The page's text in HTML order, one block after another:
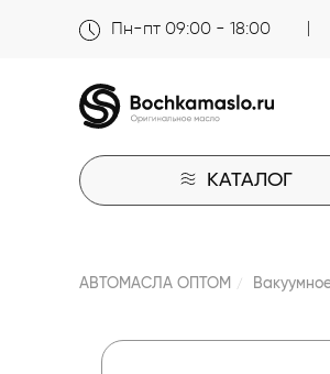
Пн-пт 09:00 - 18:00
КАТАЛОГ
АВТОМАСЛА ОПТОМ